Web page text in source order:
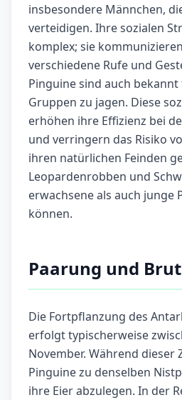
insbesondere Männchen,
verteidigen. Ihre sozialen
komplex; sie
verschiedene Rufe und
Pinguine sind auch
Gruppen zu jagen. Diese
erhöhen ihre Effizienz bei
und verringern das Risiko
ihren natürlichen Feinden
Leopardenrobben und
erwachsene als auch junge
können.
Paarung und Brut
Die Fortpflanzung des
erfolgt typischerweise
November. Während dieser
Pinguine zu denselben
ihre Eier abzulegen. In der